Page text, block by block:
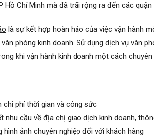
Hồ Chí Minh mà đã trãi rộng ra đến các quận
là sự kết hợp hoàn hảo của việc vận hành
phòng kinh doanh. Sử dụng dịch vụ văn
khi vận hành kinh doanh một cách chuyên
chi phí thời gian và công sức
nhu cầu về địa chị giao dịch kinh doanh,
hình ảnh chuyên nghiệp đối với khách hàng